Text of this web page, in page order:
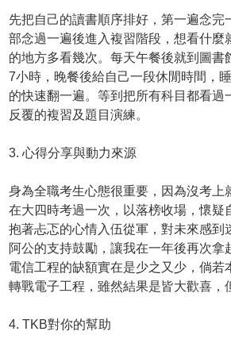
先把自己的讀書順序排好，第一遍念完
部念過一遍後進入複習階段，想看什麼
的地方多看幾次。每天午餐後就到圖書
7小時，晚餐後給自己一段休閒時間，
的快速翻一遍。等到把所有科目都看過
反覆的複習及題目演練。
3. 心得分享與動力來源
身為全職考生心態很重要，因為沒考上
在大四時考過一次，以落榜收場，懷疑
抱著忐忑的心情入伍從軍，對未來感到
阿公的支持鼓勵，讓我在一年後再次拿
電信工程的缺額實在是少之又少，倘若
轉戰電子工程，雖然結果是皆大歡喜，
4. TKB對你的幫助